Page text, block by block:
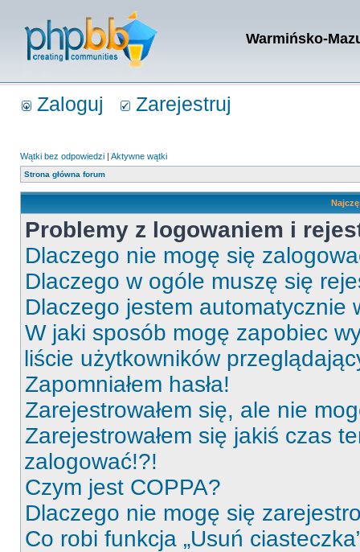
Warmińsko-
Zaloguj Zarejestruj
Wątki bez odpowiedzi | Aktywne wątki
Strona główna forum
Problemy z logowaniem i
Dlaczego nie mogę się
Dlaczego w ogóle muszę się
Dlaczego jestem automatycznie
W jaki sposób mogę zapobiec
liście użytkowników
Zapomniałem hasła!
Zarejestrowałem się, ale nie
Zarejestrowałem się jakiś czas
zalogować!?!
Czym jest COPPA?
Dlaczego nie mogę się
Co robi funkcja „Usuń